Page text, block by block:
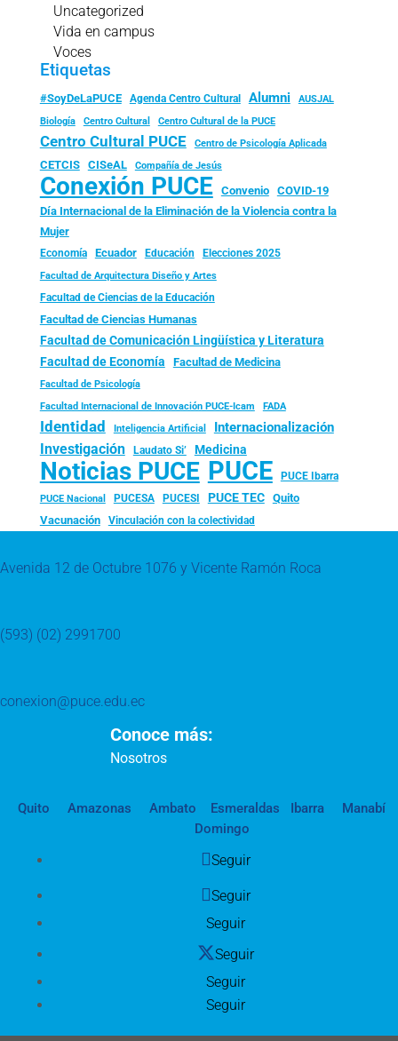
Uncategorized
Vida en campus
Voces
Etiquetas
#SoyDeLaPUCE Agenda Centro Cultural Alumni
AUSJAL
Biología
Centro Cultural Centro Cultural de la PUCE
Centro Cultural PUCE Centro de Psicología Aplicada
CETCIS CISeAL Compañía de Jesús
Conexión PUCE Convenio
COVID-19
Día Internacional de la Eliminación de la Violencia contra la
Mujer
Economía Ecuador Educación Elecciones 2025
Facultad de Arquitectura Diseño y Artes
Facultad de Ciencias de la Educación
Facultad de Ciencias Humanas
Facultad de Comunicación Lingüística y Literatura
Facultad de Economía Facultad de Medicina
Facultad de Psicología
Facultad Internacional de Innovación PUCE-Icam FADA
Identidad Inteligencia Artificial Internacionalización
Investigación Laudato Si’ Medicina
Noticias PUCE PUCE PUCE Ibarra
PUCE Nacional PUCESA PUCESI PUCE TEC
Quito
Vacunación
Vinculación con la colectividad
Avenida 12 de Octubre 1076 y Vicente Ramón Roca
(593) (02) 2991700
conexion@puce.edu.ec
Conoce más:
Nosotros
Quito Amazonas Ambato Esmeraldas Ibarra
Manabí
Domingo
Seguir
Seguir
Seguir
Seguir
Seguir
Seguir